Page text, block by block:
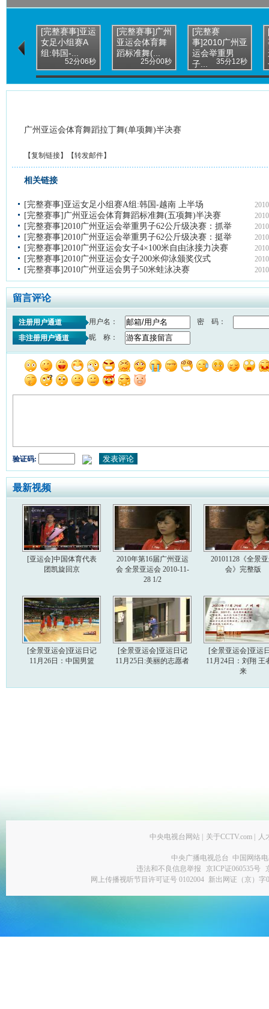
[完整赛事]亚运
女足小组赛A
组:韩国-...
52分06秒
[完整赛事]广州
亚运会体育舞
蹈标准舞(...
25分00秒
[完整赛
事]2010广州亚
运会举重男
子...
35分12秒
广州亚运会体育舞蹈拉丁舞(单项舞)半决赛
【复制链接】【转发邮件】
相关链接
[完整赛事]亚运女足小组赛A组:韩国-越南 上半场
[完整赛事]广州亚运会体育舞蹈标准舞(五项舞)半决赛
[完整赛事]2010广州亚运会举重男子62公斤级决赛：抓举
[完整赛事]2010广州亚运会举重男子62公斤级决赛：挺举
[完整赛事]2010广州亚运会女子4×100米自由泳接力决赛
[完整赛事]2010广州亚运会女子200米仰泳颁奖仪式
[完整赛事]2010广州亚运会男子50米蛙泳决赛
留言评论
注册用户通道 用户名：
密 码：
非注册用户通道
昵 称：
验证码:
最新视频
[亚运会]中国体育代表
团凯旋回京
2010年第16届广州亚运
会 全景亚运会 2010-11-
28 1/2
20101128《全景
会》完整版
[全景亚运会]亚运日记
11月26日：中国男篮
[全景亚运会]亚运日记
11月25日:美丽的志愿者
[全景亚运会]亚运
11月24日：刘翔 王
来
中央电视台网站 关于CCTV.com 人
中央广播电视总台 中国网络
违法和不良信息举报
京ICP证060535号
网上传播视听节目许可证号 0102004 新出网证（京）